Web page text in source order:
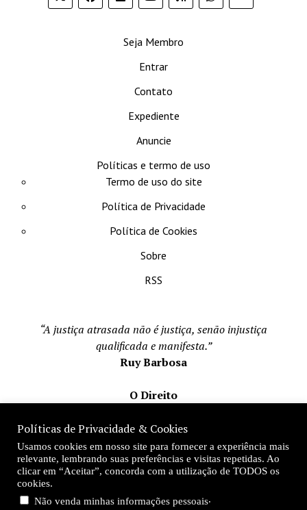
Seja Membro
Entrar
Contato
Expediente
Anuncie
Políticas e termo de uso
Termo de uso do site
Política de Privacidade
Política de Cookies
Sobre
RSS
“A justiça atrasada não é justiça, senão injustiça
qualificada e manifesta.”
Ruy Barbosa
O Direito
Mateus Matos
Fundador e Editor-Chefe
Desde 1996
Políticas de Privacidade & Cookies
Usamos cookies em nosso site para fornecer a experiência mais
relevante, lembrando suas preferências e visitas repetidas. Ao
clicar em “Aceitar”, concorda com a utilização de TODOS os
cookies.
Não venda minhas informações pessoais.